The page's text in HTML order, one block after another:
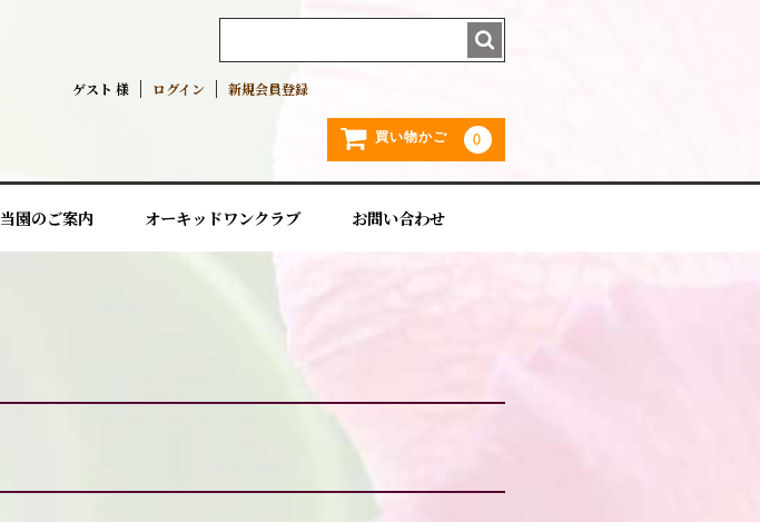
ゲスト 様 ログイン 新規会員登録
買い物かご 0
当園のご案内 オーキッドワンクラブ お問い合わせ